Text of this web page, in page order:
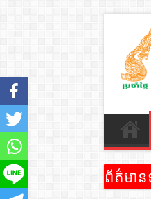
ព័ត៌មា